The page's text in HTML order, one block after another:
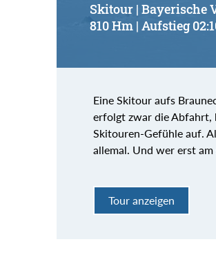
Skitour | Bayerische
810 Hm | Aufstieg
Eine Skitour aufs
erfolgt zwar die Abfahrt,
Skitouren-Gefühle auf.
allemal. Und wer erst
Tour anzeigen